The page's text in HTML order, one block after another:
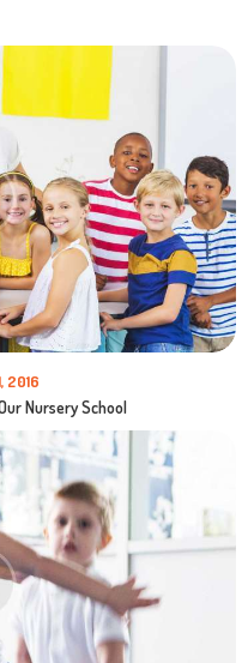
2016
Nursery School